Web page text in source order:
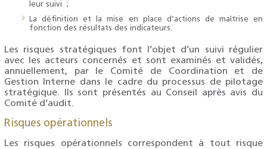
leur suivi ;
La définition et la mise en place d’actions de maîtrise en
fonction des résultats des indicateurs.
Les risques stratégiques font l’objet d’un suivi régulier
avec les acteurs concernés et sont examinés et validés,
annuellement, par le Comité de Coordination et de
Gestion Interne dans le cadre du processus de pilotage
stratégique. Ils sont présentés au Conseil après avis du
Comité d’audit.
Risques opérationnels
Les risques opérationnels correspondent à tout risque